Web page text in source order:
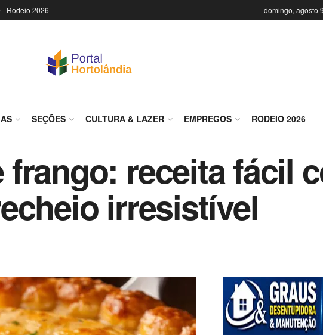
Rodeio 2026 domingo, agosto
SEÇÕES CULTURA & LAZER EMPREGOS RODEIO 2026
frango: receita fácil
irresistível